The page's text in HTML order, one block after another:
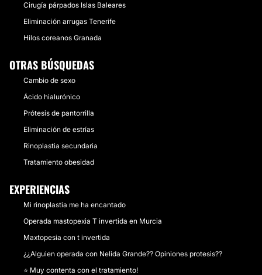
Cirugía párpados Islas Baleares
Eliminación arrugas Tenerife
Hilos coreanos Granada
OTRAS BÚSQUEDAS
Cambio de sexo
Ácido hialurónico
Prótesis de pantorrilla
Eliminación de estrías
Rinoplastia secundaria
Tratamiento obesidad
EXPERIENCIAS
Mi rinoplastia me ha encantado
Operada mastopexia T invertida en Murcia
Maxtopesia con t invertida
¿¿Alguien operada con Nelida Grande?? Opiniones protesis??
⭐ Muy contenta con el tratamiento!